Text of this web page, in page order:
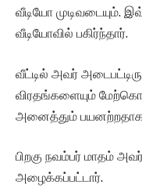
வீடியோ முடிவடையும்.
வீடியோவில் பகிர்ந்தார்.
வீட்டில் அவர்
விரதங்களையும்
அனைத்தும்
பிறகு நவம்பர் மாதம்
அழைக்கப்பட்டார்.